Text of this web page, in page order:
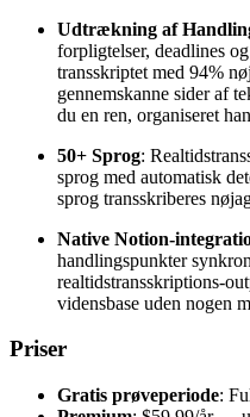
Udtrækning af
forpligtelser, deadlines
transskriptet med 94%
gennemskanne sider af
du en ren, organiseret
50+ Sprog:
sprog med automatisk
sprog transskriberes
Native Notion-
handlingspunkter
realtidstransskriptions-
vidensbase uden nogen
Priser
Gratis prøveperiode: